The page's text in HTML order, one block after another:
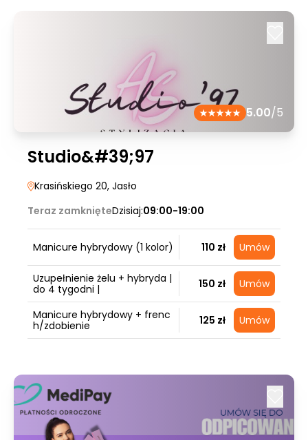
5.00/5
Studio&#39;97
Krasińskiego 20, Jasło
Teraz zamknięteDzisiaj:09:00-19:00
Manicure hybrydowy (1 kolor) 110 zł Umów
Uzupełnienie żelu + hybryda |
do 4 tygodni |
150 zł Umów
Manicure hybrydowy + frenc
h/zdobienie
125 zł Umów